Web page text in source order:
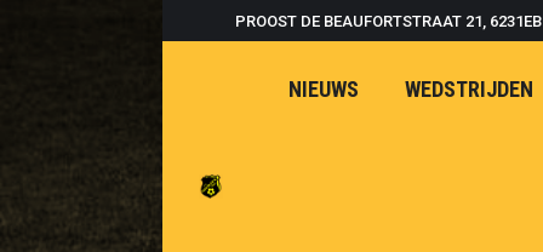
PROOST DE BEAUFORTSTRAAT 21,
NIEUWS WEDSTRIJDEN